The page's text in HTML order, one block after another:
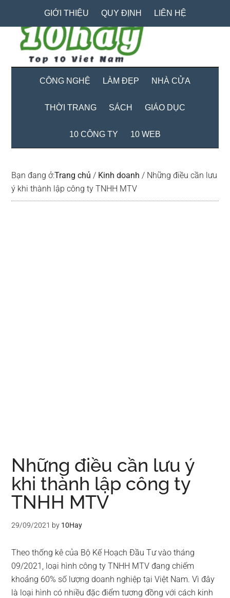
content
secondary
menu
primary
sidebar
GIỚI THIỆU QUY ĐỊNH LIÊN HỆ
CÔNG NGHỆ LÀM ĐẸP NHÀ CỬA
THỜI TRANG SÁCH GIÁO DỤC
10 CÔNG TY 10 WEB
Bạn đang ở:Trang chủ / Kinh doanh / Những điều cần lưu
ý khi thành lập công ty TNHH MTV
Những điều cần lưu ý
khi thành lập công ty
TNHH MTV
29/09/2021 by 10Hay
Theo thống kê của Bộ Kế Hoạch Đầu Tư vào tháng
09/2021, loại hình công ty TNHH MTV đang chiếm
khoảng 60% số lượng doanh nghiệp tại Việt Nam. Vì đây
là loại hình có nhiều đặc điểm tương đồng với cách kinh